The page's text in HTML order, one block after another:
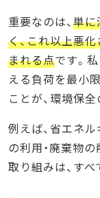
重要なのは、 単に
く、これ以上悪
まれる点です。
える負荷を最小
ことが、環境保
例えば、省エネ
の利用・廃棄物
取り組みは、す